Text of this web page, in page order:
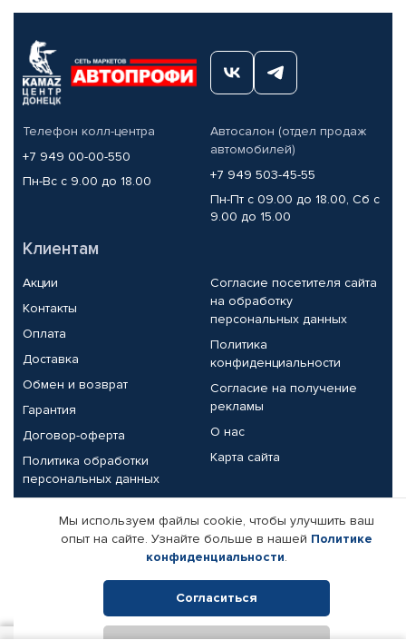
Телефон колл-центра
+7 949 00-00-550
Пн-Вс с 9.00 до 18.00
Автосалон (отдел продаж
автомобилей)
+7 949 503-45-55
Пн-Пт с 09.00 до 18.00, Сб с
9.00 до 15.00
Клиентам
Акции
Контакты
Оплата
Доставка
Обмен и возврат
Гарантия
Договор-оферта
Политика обработки
персональных данных
Согласие посетителя сайта
на обработку
персональных данных
Политика
конфиденциальности
Согласие на получение
рекламы
О нас
Карта сайта
Партнерам
Корпоративным клиентам
Поставщикам
Реквизиты компании
Мы используем файлы cookie, чтобы улучшить ваш
опыт на сайте. Узнайте больше в нашей Политике
конфиденциальности.
Согласиться